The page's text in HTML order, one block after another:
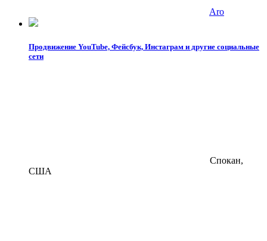
Aro
Продвижение YouTube, Фейсбук, Инстаграм и другие социальные
сети
Спокан,
США